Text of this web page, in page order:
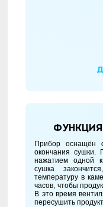
Прибор оснащён
окончания сушки.
нажатием одной
сушка
температуру в
часов, чтобы
В это время
пересушить